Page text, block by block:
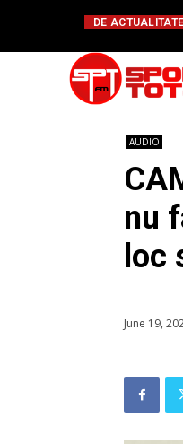
DE ACTUALITATE
AUDIO
nu
loc
June 19,